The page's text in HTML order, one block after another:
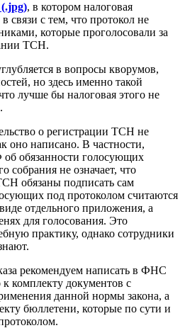
, в котором налоговая
связи с тем, что протокол не
которые проголосовали за
ТСН.
в вопросы кворумов,
но здесь именно такой
лучше бы налоговая этого не
о регистрации ТСН не
оно написано. В частности,
обязанности голосующих
собрания не означает, что
обязаны подписать сам
под протоколом считаются
отдельного приложения, а
для голосования. Это
практику, однако сотрудники
рекомендуем написать в ФНС
комплекту документов с
данной нормы закона, а
бюллетени, которые по сути и